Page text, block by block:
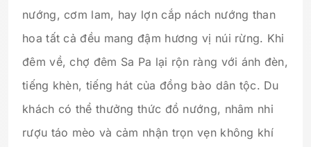
nướng, cơm lam, hay lợn cắp nách nướng than
hoa tất cả đều mang đậm hương vị núi rừng. Khi
đêm về, chợ đêm Sa Pa lại rộn ràng với ánh đèn,
tiếng khèn, tiếng hát của đồng bào dân tộc. Du
khách có thể thưởng thức đồ nướng, nhâm nhi
rượu táo mèo và cảm nhận trọn vẹn không khí